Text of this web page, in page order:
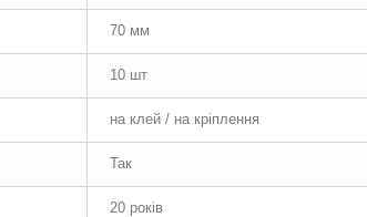
70 мм
10 шт
на клей / на кріплення
Так
20 років